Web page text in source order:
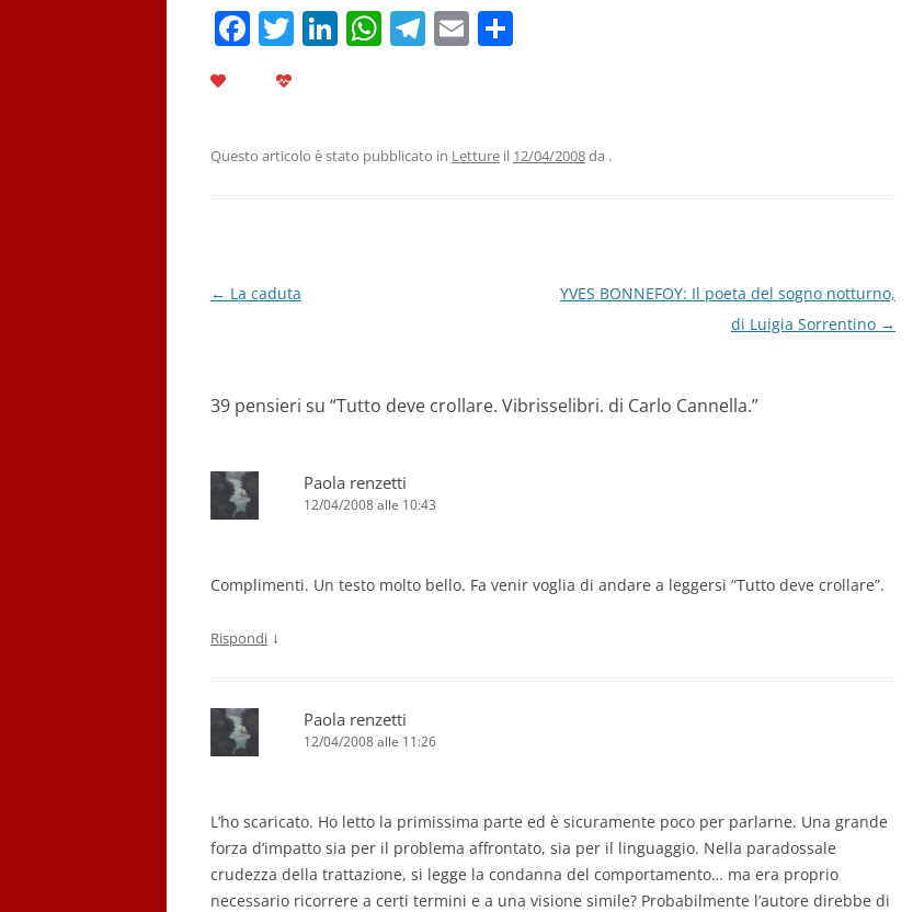
F
b
T Li
dI
W
A
T
a
E
vi
Questo articolo è stato pubblicato in Letture il 12/04/2008da .
Navigazione
← La caduta
YVES BONNEFOY: Il poeta del sogno notturno,
di Luigia Sorrentino →
39 pensieri su “Tutto deve crollare. Vibrisselibri. di Carlo Cannella.”
Paola renzetti
12/04/2008 alle 10:43
Complimenti. Un testo molto bello. Fa venir voglia di andare a leggersi “Tutto deve crollare”.
Rispondi ↓
Paola renzetti
12/04/2008 alle 11:26
L’ho scaricato. Ho letto la primissima parte ed è sicuramente poco per parlarne. Una grande
forza d’impatto sia per il problema affrontato, sia per il linguaggio. Nella paradossale
crudezza della trattazione, si legge la condanna del comportamento… ma era proprio
necessario ricorrere a certi termini e a una visione simile? Probabilmente l’autore direbbe di